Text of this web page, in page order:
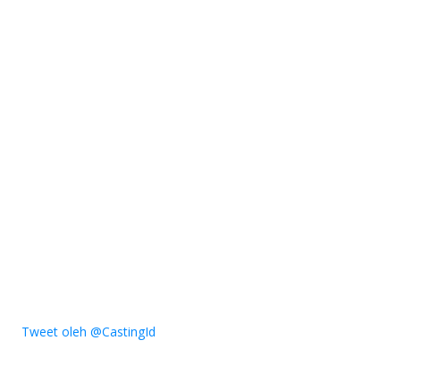
Tweet oleh @CastingId